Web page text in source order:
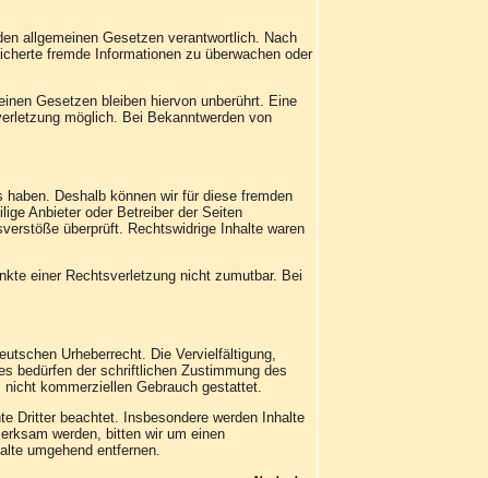
allgemeinen Gesetzen verantwortlich. Nach
fremde Informationen zu überwachen oder
Gesetzen bleiben hiervon unberührt. Eine
möglich. Bei Bekanntwerden von
Deshalb können wir für diese fremden
Anbieter oder Betreiber der Seiten
überprüft. Rechtswidrige Inhalte waren
einer Rechtsverletzung nicht zumutbar. Bei
Urheberrecht. Die Vervielfältigung,
bedürfen der schriftlichen Zustimmung des
kommerziellen Gebrauch gestattet.
Dritter beachtet. Insbesondere werden Inhalte
werden, bitten wir um einen
umgehend entfernen.